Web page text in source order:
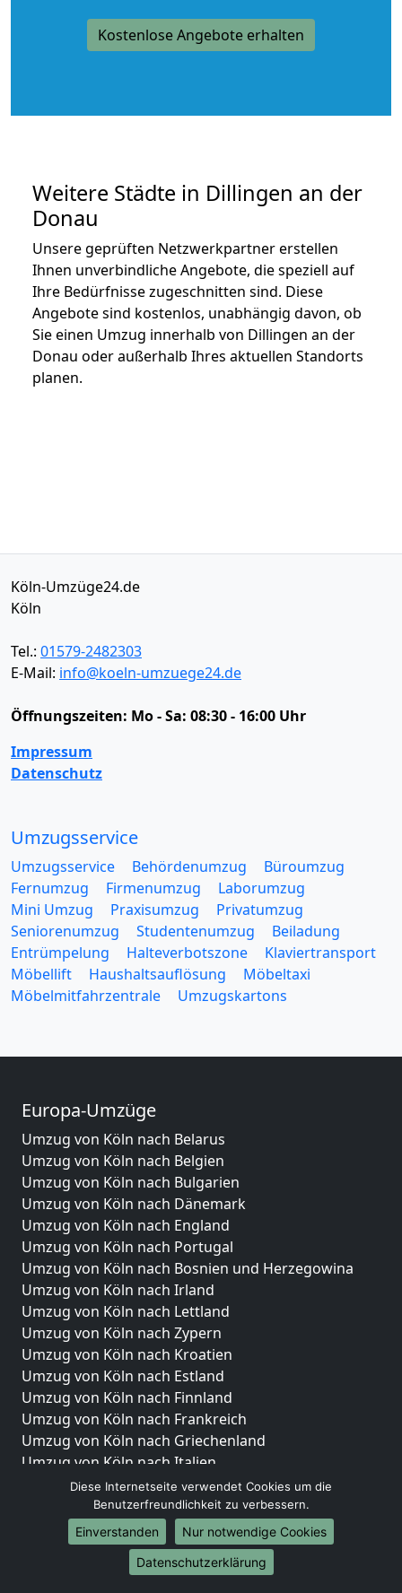
Kostenlose Angebote erhalten
Weitere Städte in Dillingen an der
Donau
Unsere geprüften Netzwerkpartner erstellen
Ihnen unverbindliche Angebote, die speziell auf
Ihre Bedürfnisse zugeschnitten sind. Diese
Angebote sind kostenlos, unabhängig davon, ob
Sie einen Umzug innerhalb von Dillingen an der
Donau oder außerhalb Ihres aktuellen Standorts
planen.
Köln-Umzüge24.de
Köln
Tel.: 01579-2482303
E-Mail: info@koeln-umzuege24.de
Öffnungszeiten: Mo - Sa: 08:30 - 16:00 Uhr
Impressum
Datenschutz
Umzugsservice
Umzugsservice Behördenumzug
Büroumzug
Fernumzug
Firmenumzug
Laborumzug
Mini Umzug
Praxisumzug
Privatumzug
Seniorenumzug
Studentenumzug
Beiladung
Entrümpelung
Halteverbotszone
Klaviertransport
Möbellift
Haushaltsauflösung
Möbeltaxi
Möbelmitfahrzentrale
Umzugskartons
Europa-Umzüge
Umzug von Köln nach Belarus
Umzug von Köln nach Belgien
Umzug von Köln nach Bulgarien
Umzug von Köln nach Dänemark
Umzug von Köln nach England
Umzug von Köln nach Portugal
Umzug von Köln nach Bosnien und Herzegowina
Umzug von Köln nach Irland
Umzug von Köln nach Lettland
Umzug von Köln nach Zypern
Umzug von Köln nach Kroatien
Umzug von Köln nach Estland
Umzug von Köln nach Finnland
Umzug von Köln nach Frankreich
Umzug von Köln nach Griechenland
Umzug von Köln nach Italien
Umzug von Köln nach Liechtenstein
Umzug von Köln nach Luxemburg
Umzug von Köln nach Niederlande
Umzug von Köln nach Norwegen
Umzüge-Deutschlandweit
Diese Internetseite verwendet Cookies um die
Benutzerfreundlichkeit zu verbessern.
Einverstanden
Nur notwendige Cookies
Datenschutzerklärung